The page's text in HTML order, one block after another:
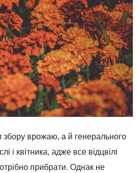
збору врожаю, а й генерального
і квітника, адже все відцвілі
прибрати. Однак не